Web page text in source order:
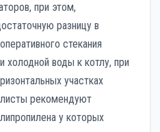
при этом,
разницу в
стекания
холодной воды к котлу, при
участках
рекомендуют
у которых